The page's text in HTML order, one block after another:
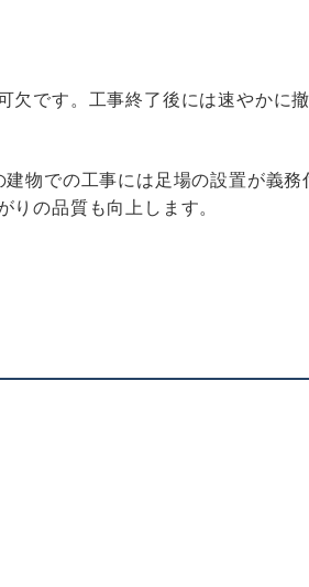
欠です。工事終了後には速やかに
建物での工事には足場の設置が義務
りの品質も向上します。